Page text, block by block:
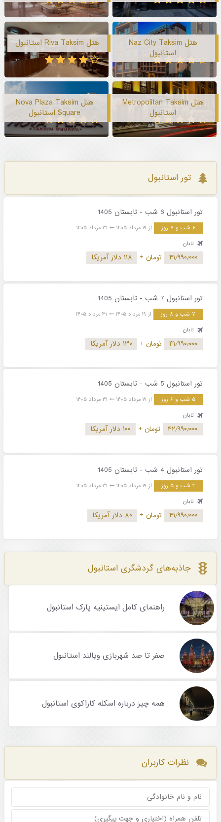
هتل Naz City Taksim
استانبول
هتل Riva Taksim استانبول
هتل Metropolitan Taksim
استانبول
هتل Nova Plaza Taksim
Square استانبول
تور استانبول
تور استانبول 6 شب - تابستان 1405
۶ شب و ۷ روز از ۱۹ مرداد ۱۴۰۵
۳۱ مرداد ۱۴۰۵
تابان
۴۱٫۹۹۰٫۰۰۰ تومان + ۱۱۸ دلار آمریکا
تور استانبول 7 شب - تابستان 1405
۷ شب و ۸ روز از ۱۹ مرداد ۱۴۰۵
۳۱ مرداد ۱۴۰۵
تابان
۴۱٫۹۹۰٫۰۰۰ تومان + ۱۳۰ دلار آمریکا
تور استانبول 5 شب - تابستان 1405
۵ شب و ۶ روز از ۱۹ مرداد ۱۴۰۵
۳۱ مرداد ۱۴۰۵
تابان
۴۲٫۹۹۰٫۰۰۰ تومان + ۱۰۰ دلار آمریکا
تور استانبول 4 شب - تابستان 1405
۴ شب و ۵ روز از ۱۹ مرداد ۱۴۰۵
۳۱ مرداد ۱۴۰۵
تابان
۴۱٫۹۹۰٫۰۰۰ تومان + ۸۰ دلار آمریکا
جاذبه‌های گردشگری استانبول
راهنمای کامل ایستینیه پارک استانبول
صفر تا صد شهربازی ویالند استانبول
همه چیز درباره اسکله کاراکوی استانبول
نظرات کاربران